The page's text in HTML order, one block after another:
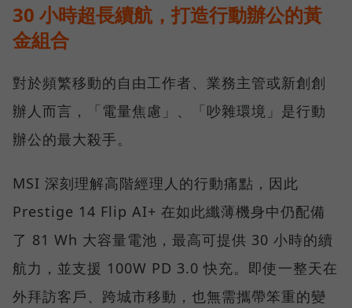
30 小時超長續航，打造行動辦公的黃
金組合
對於頻繁移動的自由工作者、業務主管或新創創
辦人而言，「電量焦慮」、「吵雜環境」是行動
辦公的最大殺手。
MSI 深刻理解高階經理人的行動痛點，因此
Prestige 14 Flip AI+ 在如此纖薄機身中仍配備
了 81 Wh 大容量電池，最高可提供 30 小時的續
航力，並支援 100W PD 3.0 快充。即使一整天在
外拜訪客戶、跨城市移動，也無需攜帶笨重的變